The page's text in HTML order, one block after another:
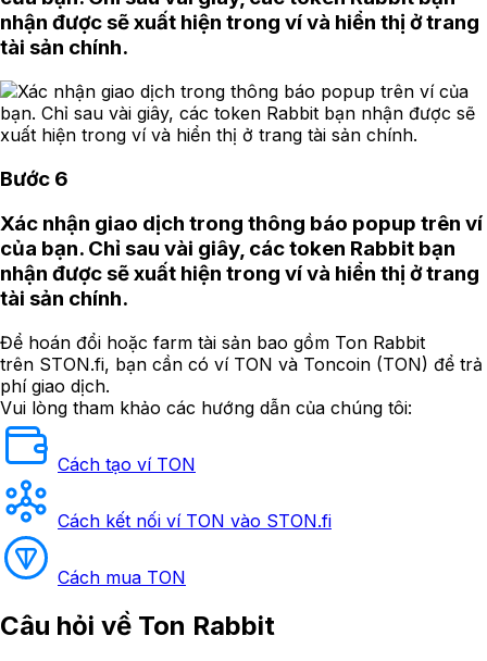
nhận được sẽ xuất hiện trong ví và hiển thị ở trang
tài sản chính.
Bước 6
Xác nhận giao dịch trong thông báo popup trên ví
của bạn. Chỉ sau vài giây, các token Rabbit bạn
nhận được sẽ xuất hiện trong ví và hiển thị ở trang
tài sản chính.
Để hoán đổi hoặc farm tài sản bao gồm Ton Rabbit
trên STON.fi, bạn cần có ví TON và Toncoin (TON) để trả
phí giao dịch.
Vui lòng tham khảo các hướng dẫn của chúng tôi:
Cách tạo ví TON
Cách kết nối ví TON vào STON.fi
Cách mua TON
Câu hỏi về Ton Rabbit